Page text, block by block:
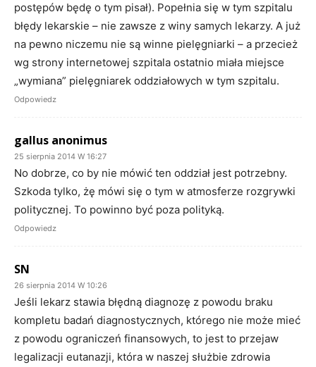
postępów będę o tym pisał). Popełnia się w tym szpitalu
błędy lekarskie – nie zawsze z winy samych lekarzy. A już
na pewno niczemu nie są winne pielęgniarki – a przecież
wg strony internetowej szpitala ostatnio miała miejsce
„wymiana” pielęgniarek oddziałowych w tym szpitalu.
Odpowiedz
gallus anonimus
25 sierpnia 2014 W 16:27
No dobrze, co by nie mówić ten oddział jest potrzebny.
Szkoda tylko, żę mówi się o tym w atmosferze rozgrywki
politycznej. To powinno być poza polityką.
Odpowiedz
SN
26 sierpnia 2014 W 10:26
Jeśli lekarz stawia błędną diagnozę z powodu braku
kompletu badań diagnostycznych, którego nie może mieć
z powodu ograniczeń finansowych, to jest to przejaw
legalizacji eutanazji, która w naszej służbie zdrowia